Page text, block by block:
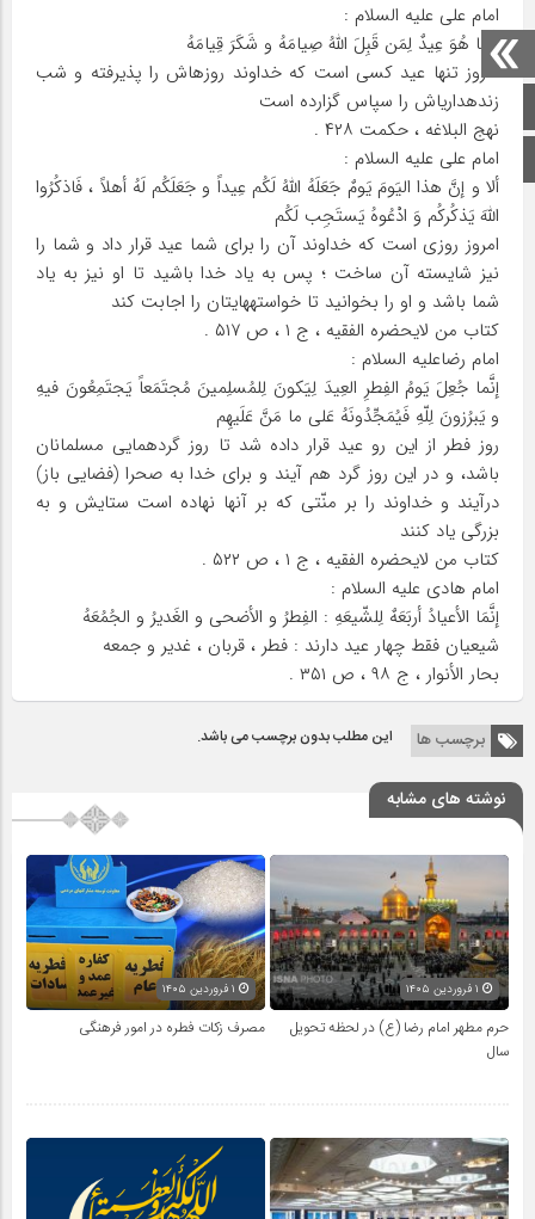
صفحه اصلی
اینستاگرام
امام علی‏ علیه السلام :
إنَّما هُوَ عِیدٌ لِمَن قَبِلَ اللَّهُ صِیامَهُ و شَکَرَ قِیامَهُ
امروز تنها عید کسی است که خداوند روزه‏اش را پذیرفته و شب
زنده‏داری‏اش را سپاس گزارده است
نهج البلاغه ، حکمت ۴۲۸ .
امام علی‏ علیه السلام :
ألا و إنَّ هذا الیَومَ یَومٌ جَعَلَهُ اللَّهُ لَکُم عِیداً و جَعَلَکُم لَهُ أهلاً ، فَاذکُرُوا
اللَّهَ یَذکُرکُم وَ ادْعُوهُ یَستَجِب لَکُم
امروز روزی است که خداوند آن را برای شما عید قرار داد و شما را
نیز شایسته آن ساخت ؛ پس به یاد خدا باشید تا او نیز به یاد
شما باشد و او را بخوانید تا خواسته‏هایتان را اجابت کند
کتاب من لایحضره الفقیه ، ج ۱ ، ص ۵۱۷ .
امام رضاعلیه السلام :
إنَّما جُعِلَ یَومُ الفِطرِ العِیدَ لِیَکونَ لِلمُسلِمینَ مُجتَمَعاً یَجتَمِعُونَ فیهِ
و یَبرُزونَ لِلّهِ فَیُمَجِّدُونَهُ عَلی ما مَنَّ عَلَیهِم
روز فطر از این رو عید قرار داده شد تا روز گردهمایی مسلمانان
باشد، و در این روز گرد هم آیند و برای خدا به صحرا (فضایی باز)
درآیند و خداوند را بر منّتی که بر آنها نهاده است ستایش و به
بزرگی یاد کنند
کتاب من لایحضره الفقیه ، ج ۱ ، ص ۵۲۲ .
امام هادی‏ علیه السلام :
إنَّمَا الأعیادُ أربَعَهٌ لِلشّیعَهِ : الفِطرُ و الأضحی و الغَدیرُ و الجُمُعَهُ
شیعیان فقط چهار عید دارند : فطر ، قربان ، غدیر و جمعه
بحار الأنوار ، ج ۹۸ ، ص ۳۵۱ .
برچسب ها این مطلب بدون برچسب می باشد.
نوشته های مشابه
حرم مطهر امام رضا (ع) در لحظه تحویل
سال
مصرف زکات فطره در امور فرهنگی